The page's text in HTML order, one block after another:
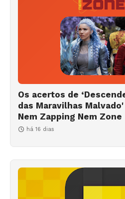
Os acertos de
das Maravilhas Malvado'
Nem Zapping Nem Zone
há 16 dias